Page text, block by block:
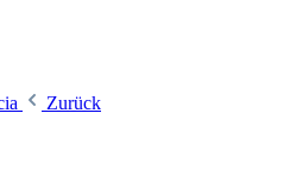
Zurück